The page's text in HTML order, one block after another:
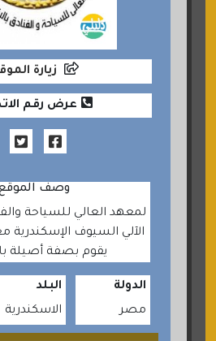
زيارة
عرض رقم
وصف
لمعهد العالي للسياحة
الآلي السيوف
يقوم بصفة أصيلة
الدولة
مصر
البلد
الاسكندرية